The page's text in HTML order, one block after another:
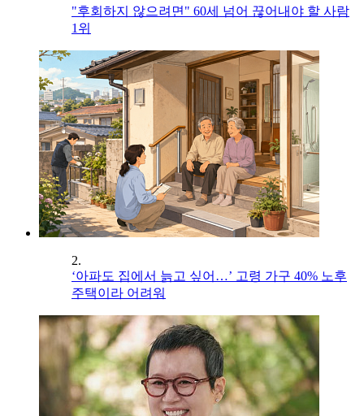
"후회하지 않으려면" 60세 넘어 끊어내야 할 사람
1위
2.
‘아파도 집에서 늙고 싶어…’ 고령 가구 40% 노후
주택이라 어려워